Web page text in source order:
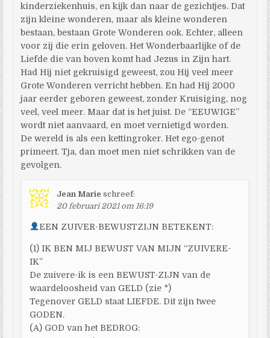
kinderziekenhuis, en kijk dan naar de gezichtjes. Dat
zijn kleine wonderen, maar als kleine wonderen
bestaan, bestaan Grote Wonderen ook. Echter, alleen
voor zij die erin geloven. Het Wonderbaarlijke of de
Liefde die van boven komt had Jezus in Zijn hart.
Had Hij niet gekruisigd geweest, zou Hij veel meer
Grote Wonderen verricht hebben. En had Hij 2000
jaar eerder geboren geweest, zonder Kruisiging, nog
veel, veel meer. Maar dat is het juist. De “EEUWIGE”
wordt niet aanvaard, en moet vernietigd worden.
De wereld is als een kettingroker. Het ego-genot
primeert. Tja, dan moet men niet schrikken van de
gevolgen.
Jean Marie schreef:
20 februari 2021 om 16:19
EEN ZUIVER-BEWUSTZIJN BETEKENT:
(1) IK BEN MIJ BEWUST VAN MIJN “ZUIVERE-
IK”
De zuivere-ik is een BEWUST-ZIJN van de
waardeloosheid van GELD (zie *)
Tegenover GELD staat LIEFDE. Dit zijn twee
GODEN.
(A) GOD van het BEDROG: